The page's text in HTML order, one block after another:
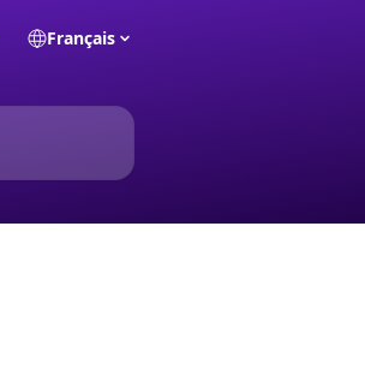
Français